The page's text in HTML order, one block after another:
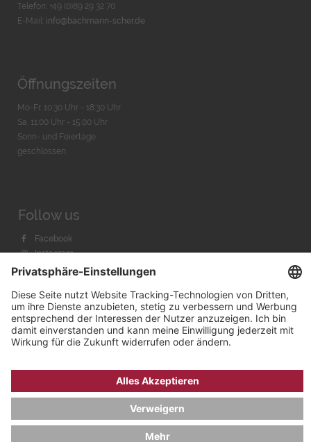
Telefon: +49 (0)89 29 32 70
E-Mail: info@bachmann-scher.de
Öffnungszeiten
Mo-Fr. 10:30 Uhr - 18:30 Uhr
Sa. 11:00 Uhr - 15.00 Uhr
Sonn- und Feiertage
geschlossen
Follow us
Facebook
Instagram
Youtube
© 2026 byBachmann & Scher GmbH / Watchandco GmbH
IMPRESSUM
COOKIE-EINSTELLUNGEN